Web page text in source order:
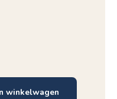
winkelwagen